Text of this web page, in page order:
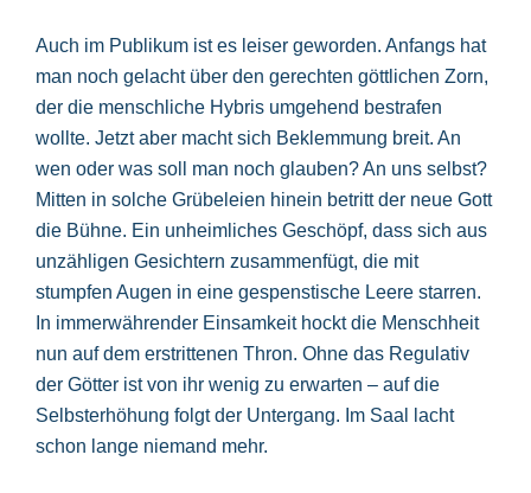
Auch im Publikum ist es leiser geworden. Anfangs hat
man noch gelacht über den gerechten göttlichen Zorn,
der die menschliche Hybris umgehend bestrafen
wollte. Jetzt aber macht sich Beklemmung breit. An
wen oder was soll man noch glauben? An uns selbst?
Mitten in solche Grübeleien hinein betritt der neue Gott
die Bühne. Ein unheimliches Geschöpf, dass sich aus
unzähligen Gesichtern zusammenfügt, die mit
stumpfen Augen in eine gespenstische Leere starren.
In immerwährender Einsamkeit hockt die Menschheit
nun auf dem erstrittenen Thron. Ohne das Regulativ
der Götter ist von ihr wenig zu erwarten – auf die
Selbsterhöhung folgt der Untergang. Im Saal lacht
schon lange niemand mehr.